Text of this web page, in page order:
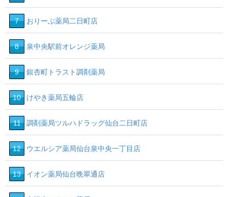
7 おりーぶ薬局二日町店
8 泉中央駅前オレンジ薬局
9 銀杏町トラスト調剤薬局
10 けやき薬局五輪店
11 調剤薬局ツルハドラッグ仙台二日町店
12 ウエルシア薬局仙台泉中央一丁目店
13 イオン薬局仙台晩翠通店